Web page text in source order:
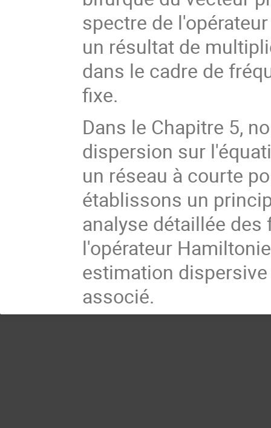
spectre de
un résultat de
dans le cadre de
fixe.
Dans le Chapitre 5,
dispersion sur
un réseau à courte
établissons un
analyse détaillée
l'opérateur
estimation
associé.